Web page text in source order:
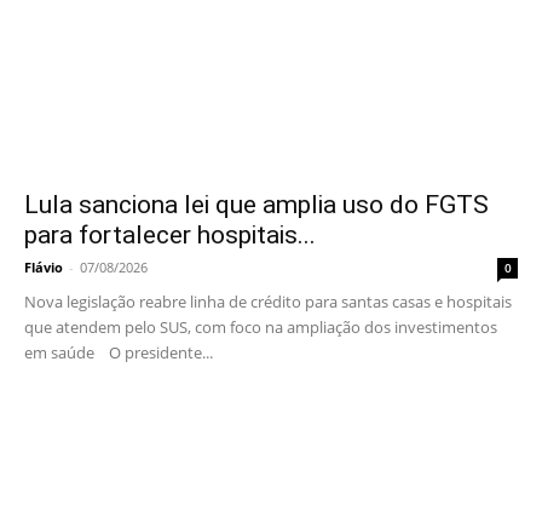
Lula sanciona lei que amplia uso do FGTS
para fortalecer hospitais...
Flávio - 07/08/2026 0
Nova legislação reabre linha de crédito para santas casas e hospitais
que atendem pelo SUS, com foco na ampliação dos investimentos
em saúde O presidente...